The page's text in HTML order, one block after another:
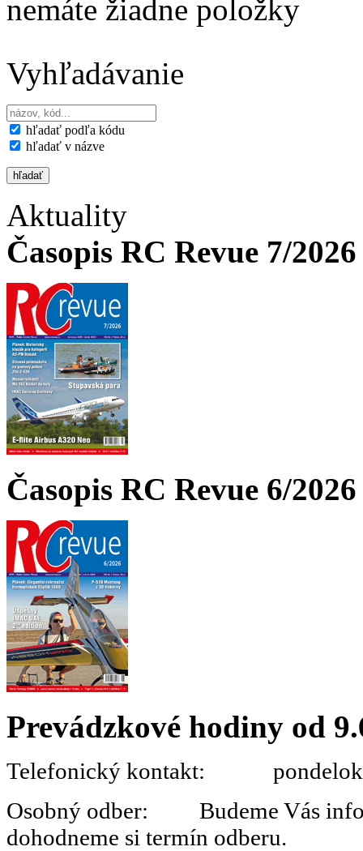
nemáte žiadne položky
Vyhľadávanie
hľadať podľa kódu
hľadať v názve
Aktuality
Časopis RC Revue 7/
Časopis RC Revue 6/
Prevádzkové hodiny od
Telefonický kontakt:
Osobný odber: Budeme Vás
dohodneme si termín odberu.